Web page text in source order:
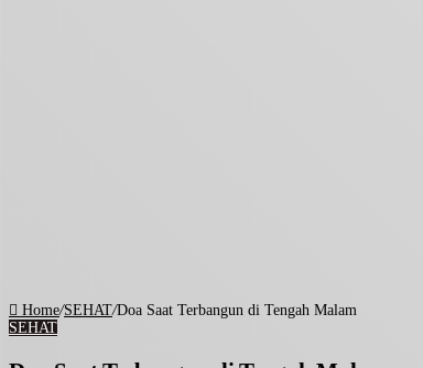
Home/SEHAT/Doa Saat Terbangun di Tengah Malam
SEHAT